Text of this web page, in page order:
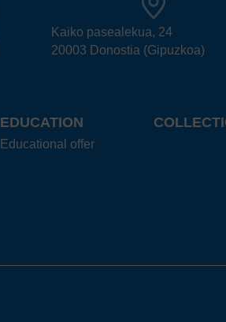
Kaiko pasealekua, 24
20003 Donostia (Gipuzkoa)
EDUCATION
Educational offer